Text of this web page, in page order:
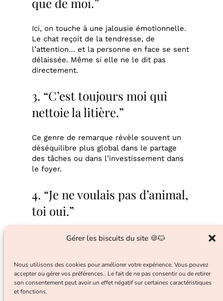
Gérer les biscuits du site 🍪🐱
Nous utilisons des cookies pour améliorer votre expérience. Vous pouvez
accepter ou gérer vos préférences.. Le fait de ne pas consentir ou de retirer
son consentement peut avoir un effet négatif sur certaines caractéristiques
et fonctions.
Ici, on touche à une jalousie émotionnelle.
Le chat reçoit de la tendresse, de
l’attention… et la personne en face se sent
délaissée. Même si elle ne le dit pas
directement.
3. “C’est toujours moi qui
nettoie la litière.”
Ce genre de remarque révèle souvent un
déséquilibre plus global dans le partage
des tâches ou dans l’investissement dans
le foyer.
4. “Je ne voulais pas d’animal,
toi oui.”
Là, c’est le fondement même de la
ou mal discuté à l’origine.